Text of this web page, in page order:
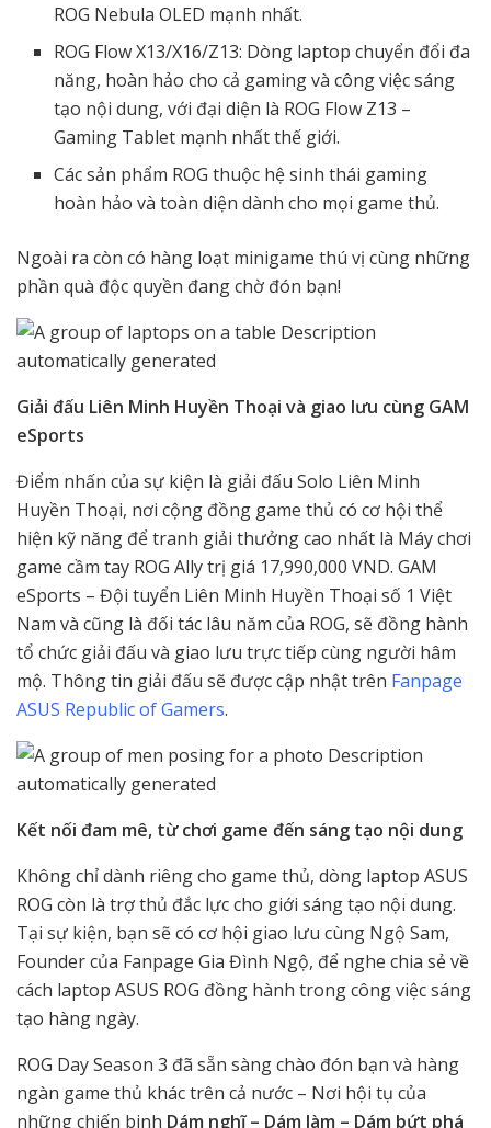
ROG Nebula OLED mạnh nhất.
ROG Flow X13/X16/Z13: Dòng laptop chuyển đổi đa
năng, hoàn hảo cho cả gaming và công việc sáng
tạo nội dung, với đại diện là ROG Flow Z13 –
Gaming Tablet mạnh nhất thế giới.
Các sản phẩm ROG thuộc hệ sinh thái gaming
hoàn hảo và toàn diện dành cho mọi game thủ.
Ngoài ra còn có hàng loạt minigame thú vị cùng những
phần quà độc quyền đang chờ đón bạn!
Giải đấu Liên Minh Huyền Thoại và giao lưu cùng GAM
eSports
Điểm nhấn của sự kiện là giải đấu Solo Liên Minh
Huyền Thoại, nơi cộng đồng game thủ có cơ hội thể
hiện kỹ năng để tranh giải thưởng cao nhất là Máy chơi
game cầm tay ROG Ally trị giá 17,990,000 VND. GAM
eSports – Đội tuyển Liên Minh Huyền Thoại số 1 Việt
Nam và cũng là đối tác lâu năm của ROG, sẽ đồng hành
tổ chức giải đấu và giao lưu trực tiếp cùng người hâm
mộ. Thông tin giải đấu sẽ được cập nhật trên Fanpage
ASUS Republic of Gamers.
Kết nối đam mê, từ chơi game đến sáng tạo nội dung
Không chỉ dành riêng cho game thủ, dòng laptop ASUS
ROG còn là trợ thủ đắc lực cho giới sáng tạo nội dung.
Tại sự kiện, bạn sẽ có cơ hội giao lưu cùng Ngộ Sam,
Founder của Fanpage Gia Đình Ngộ, để nghe chia sẻ về
cách laptop ASUS ROG đồng hành trong công việc sáng
tạo hàng ngày.
ROG Day Season 3 đã sẵn sàng chào đón bạn và hàng
ngàn game thủ khác trên cả nước – Nơi hội tụ của
những chiến binh Dám nghĩ – Dám làm – Dám bứt phá